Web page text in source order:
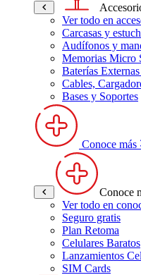
Ver todo en
Carcasas y
Audífonos y
Memorias Micro
Baterías
Cables,
Bases y Soportes
Conoce más
Conoce
Ver todo en
Seguro gratis
Plan Retoma
Celulares Baratos
Lanzamientos
SIM Cards